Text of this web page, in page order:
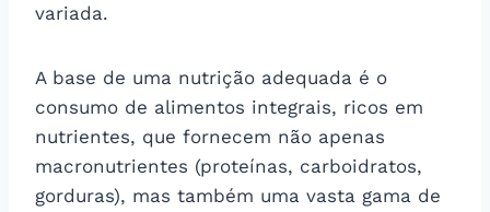
variada.
A base de uma nutrição adequada é o
consumo de alimentos integrais, ricos em
nutrientes, que fornecem não apenas
macronutrientes (proteínas, carboidratos,
gorduras), mas também uma vasta gama de